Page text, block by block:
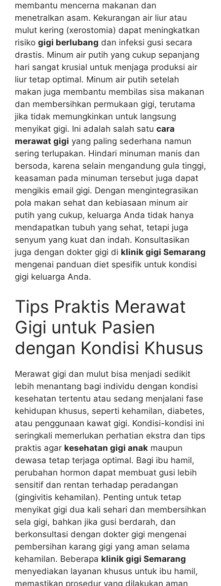
membantu mencerna makanan dan
menetralkan asam. Kekurangan air liur atau
mulut kering (xerostomia) dapat meningkatkan
risiko gigi berlubang dan infeksi gusi secara
drastis. Minum air putih yang cukup sepanjang
hari sangat krusial untuk menjaga produksi air
liur tetap optimal. Minum air putih setelah
makan juga membantu membilas sisa makanan
dan membersihkan permukaan gigi, terutama
jika tidak memungkinkan untuk langsung
menyikat gigi. Ini adalah salah satu cara
merawat gigi yang paling sederhana namun
sering terlupakan. Hindari minuman manis dan
bersoda, karena selain mengandung gula tinggi,
keasaman pada minuman tersebut juga dapat
mengikis email gigi. Dengan mengintegrasikan
pola makan sehat dan kebiasaan minum air
putih yang cukup, keluarga Anda tidak hanya
mendapatkan tubuh yang sehat, tetapi juga
senyum yang kuat dan indah. Konsultasikan
juga dengan dokter gigi di klinik gigi Semarang
mengenai panduan diet spesifik untuk kondisi
gigi keluarga Anda.
Tips Praktis Merawat
Gigi untuk Pasien
dengan Kondisi Khusus
Merawat gigi dan mulut bisa menjadi sedikit
lebih menantang bagi individu dengan kondisi
kesehatan tertentu atau sedang menjalani fase
kehidupan khusus, seperti kehamilan, diabetes,
atau penggunaan kawat gigi. Kondisi-kondisi ini
seringkali memerlukan perhatian ekstra dan tips
praktis agar kesehatan gigi anak maupun
dewasa tetap terjaga optimal. Bagi ibu hamil,
perubahan hormon dapat membuat gusi lebih
sensitif dan rentan terhadap peradangan
(gingivitis kehamilan). Penting untuk tetap
menyikat gigi dua kali sehari dan membersihkan
sela gigi, bahkan jika gusi berdarah, dan
berkonsultasi dengan dokter gigi mengenai
pembersihan karang gigi yang aman selama
kehamilan. Beberapa klinik gigi Semarang
menyediakan layanan khusus untuk ibu hamil,
memastikan prosedur yang dilakukan aman